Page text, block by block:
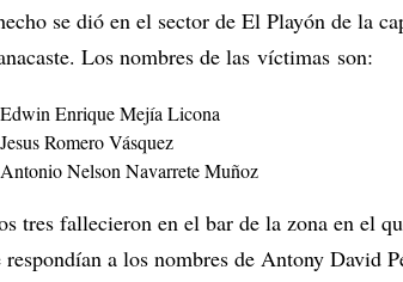
se dió en el sector de El Playón de la
Los nombres de las víctimas son:
Edwin Enrique Mejía Licona
Jesus Romero Vásquez
Antonio Nelson Navarrete Muñoz
tres fallecieron en el bar de la zona en el
respondían a los nombres de Antony David